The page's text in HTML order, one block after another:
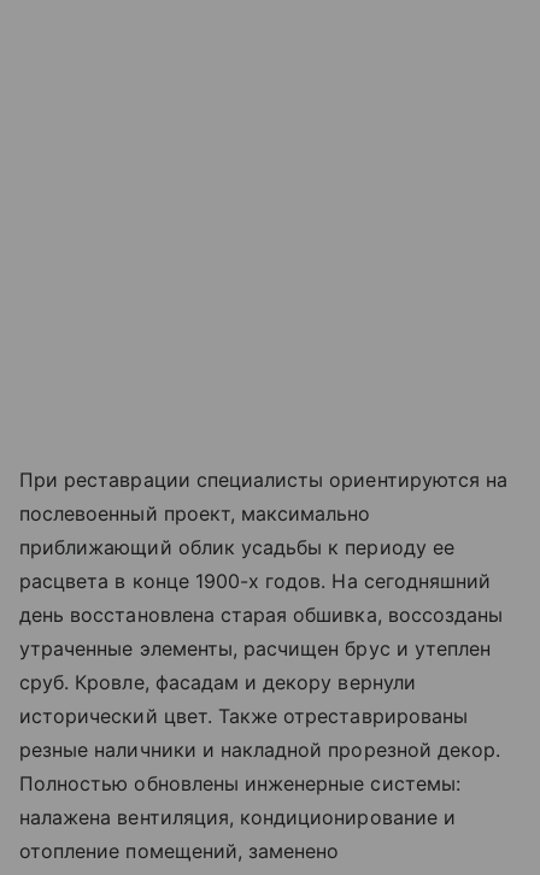
При реставрации специалисты ориентируются на
послевоенный проект, максимально
приближающий облик усадьбы к периоду ее
расцвета в конце 1900-х годов. На сегодняшний
день восстановлена старая обшивка, воссозданы
утраченные элементы, расчищен брус и утеплен
сруб. Кровле, фасадам и декору вернули
исторический цвет. Также отреставрированы
резные наличники и накладной прорезной декор.
Полностью обновлены инженерные системы:
налажена вентиляция, кондиционирование и
отопление помещений, заменено